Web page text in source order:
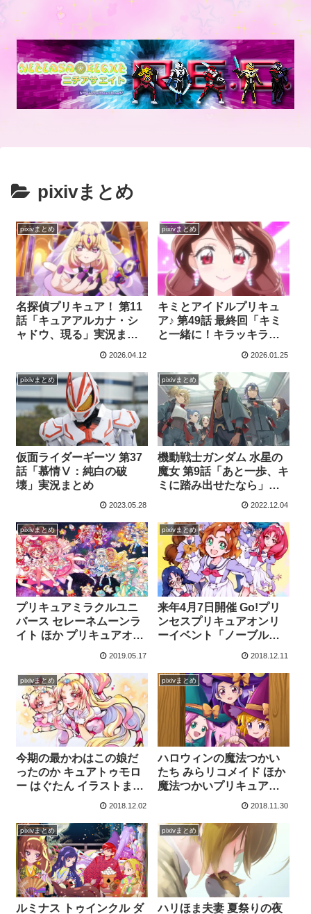
pixivまとめ
pixivまとめ
名探偵プリキュア！ 第11
話「キュアアルカナ・シ
ャドウ、現る」実況まと
2026.04.12
pixivまとめ
キミとアイドルプリキュ
ア♪ 第49話 最終回「キミ
と一緒に！キラッキラン
2026.01.25
pixivまとめ
仮面ライダーギーツ 第37
話「慕情Ⅴ：純白の破
壊」実況まとめ
2023.05.28
pixivまとめ
機動戦士ガンダム 水星の
魔女 第9話「あと一歩、キ
ミに踏み出せたなら」実
2022.12.04
pixivまとめ
プリキュアミラクルユニ
バース セレーネムーンラ
イト ほか プリキュアオー
2019.05.17
pixivまとめ
来年4月7日開催 Go!プリ
ンセスプリキュアオンリ
ーイベント「ノーブルパ
プリキュアイラストまと
め
2018.12.11
pixivまとめ
今期の最かわはこの娘だ
ったのか キュアトゥモロ
ー はぐたん イラストまと
2018.12.02
pixivまとめ
ハロウィンの魔法つかい
たち みらリコメイド ほか
魔法つかいプリキュアイ
2018.11.30
pixivまとめ
ルミナス トゥインクル ダ
pixivまとめ
ハリほま夫妻 夏祭りの夜